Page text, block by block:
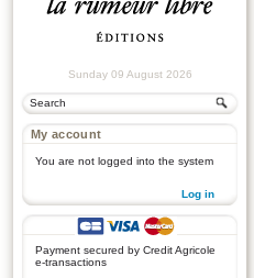
Sunday 09 August 2026
My account
You are not logged into the system
Log in
Payment secured by Credit Agricole
e-transactions